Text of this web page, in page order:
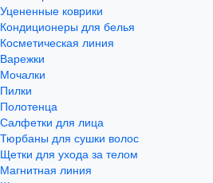
Уцененные коврики
Кондиционеры для белья
Косметическая линия
Варежки
Мочалки
Пилки
Полотенца
Салфетки для лица
Тюрбаны для сушки волос
Щетки для ухода за телом
Магнитная линия